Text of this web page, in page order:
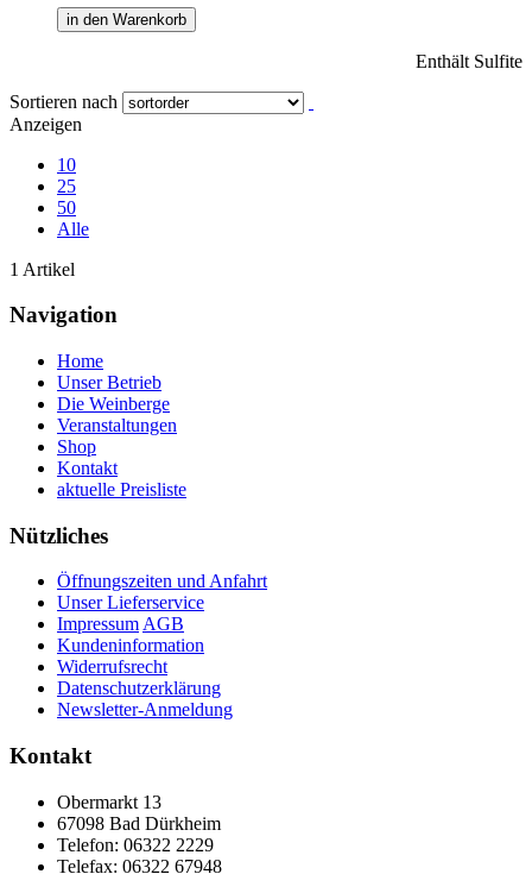
in den Warenkorb
Enthält Sulfite
Sortieren nach
Anzeigen
10
25
50
Alle
1 Artikel
Navigation
Home
Unser Betrieb
Die Weinberge
Veranstaltungen
Shop
Kontakt
aktuelle Preisliste
Nützliches
Öffnungszeiten und Anfahrt
Unser Lieferservice
Impressum AGB
Kundeninformation
Widerrufsrecht
Datenschutzerklärung
Newsletter-Anmeldung
Kontakt
Obermarkt 13
67098 Bad Dürkheim
Telefon: 06322 2229
Telefax: 06322 67948